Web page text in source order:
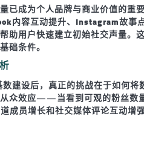
已成为个人品牌与商业价值的重
内容互动提升、 Instagram故事
助用户快速建立初始社交声量。
础条件。
建设后，真正的挑战在于如何
从众效应——当看到可观的粉丝数
成员增长和社交媒体评论互动增